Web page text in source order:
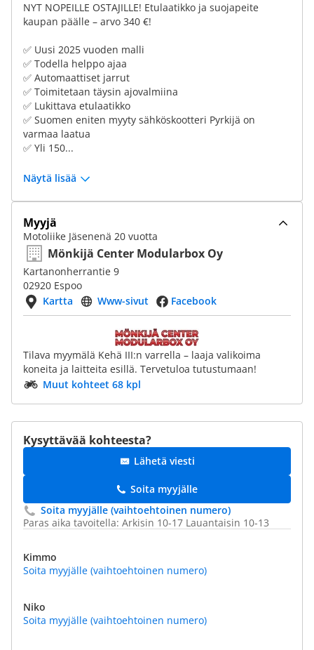
NYT NOPEILLE OSTAJILLE! Etulaatikko ja suojapeite
kaupan päälle – arvo 340 €!
✅ Uusi 2025 vuoden malli
✅ Todella helppo ajaa
✅ Automaattiset jarrut
✅ Toimitetaan täysin ajovalmiina
✅ Lukittava etulaatikko
✅ Suomen eniten myyty sähköskootteri Pyrkijä on
varmaa laatua
✅ Yli 150...
Näytä lisää
Myyjä
Motoliike Jäsenenä 20 vuotta
Mönkijä Center Modularbox Oy
Kartanonherrantie 9
02920 Espoo
Kartta
Www-sivut Facebook
Tilava myymälä Kehä III:n varrella – laaja valikoima
koneita ja laitteita esillä. Tervetuloa tutustumaan!
Muut kohteet 68 kpl
Kysyttävää kohteesta?
Lähetä viesti
Soita myyjälle
Soita myyjälle (vaihtoehtoinen numero)
Paras aika tavoitella: Arkisin 10-17 Lauantaisin 10-13
Kimmo
Soita myyjälle (vaihtoehtoinen numero)
Niko
Soita myyjälle (vaihtoehtoinen numero)